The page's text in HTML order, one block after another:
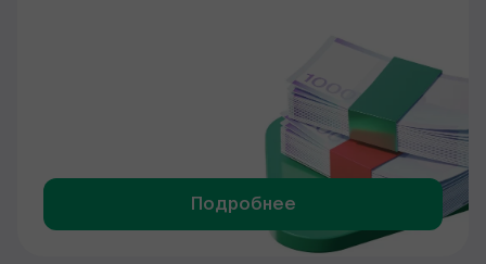
Подробнее